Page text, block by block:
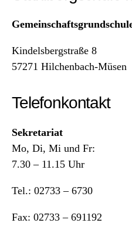
Kindelsbergstraße 8
57271 Hilchenbach-Müsen
Telefonkontakt
Sekretariat
Mo, Di, Mi und Fr:
7.30 – 11.15 Uhr
Tel.: 02733 – 6730
Fax: 02733 – 691192